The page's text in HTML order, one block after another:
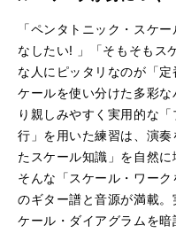
「ペンタトニック・スケ
なしたい! 」「そもそもス
な人にピッタリなのが「
ケールを使い分けた多彩
り親しみやすく実用的な
行」を用いた練習は、演
たスケール知識」を自然
そんな「スケール・ワーク
のギター譜と音源が満載
ケール・ダイアグラムを